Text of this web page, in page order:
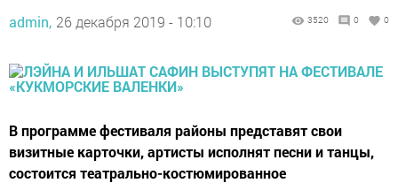
admin, 26 декабря 2019 - 10:10 3520 0 0
В программе фестиваля районы представят свои
визитные карточки, артисты исполнят песни и танцы,
состоится театрально-костюмированное